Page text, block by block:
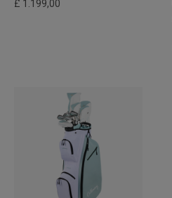
£ 1.199,00